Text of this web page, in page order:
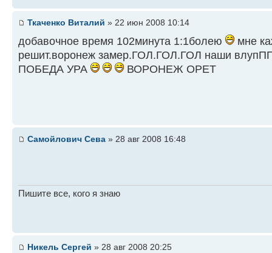
Ткаченко Виталий » 22 июн 2008 10:14
добавочное время 102минута 1:1болею
мне
решит.воронеж замер.ГОЛ.ГОЛ.ГОЛ наши
ПОБЕДА УРА
ВОРОНЕЖ ОРЕТ
Самойлович Сева » 28 авг 2008 16:48
Пишите все, кого я знаю
Никель Сергей » 28 авг 2008 20:25